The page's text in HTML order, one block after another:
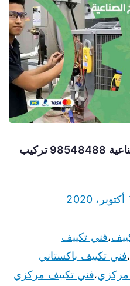
فني تكييف هندي الشويخ الصناعية 98548488 تركيب
،فني تكييف
،فني تكييف باكستاني
مركزي،فني تكييف مركزي